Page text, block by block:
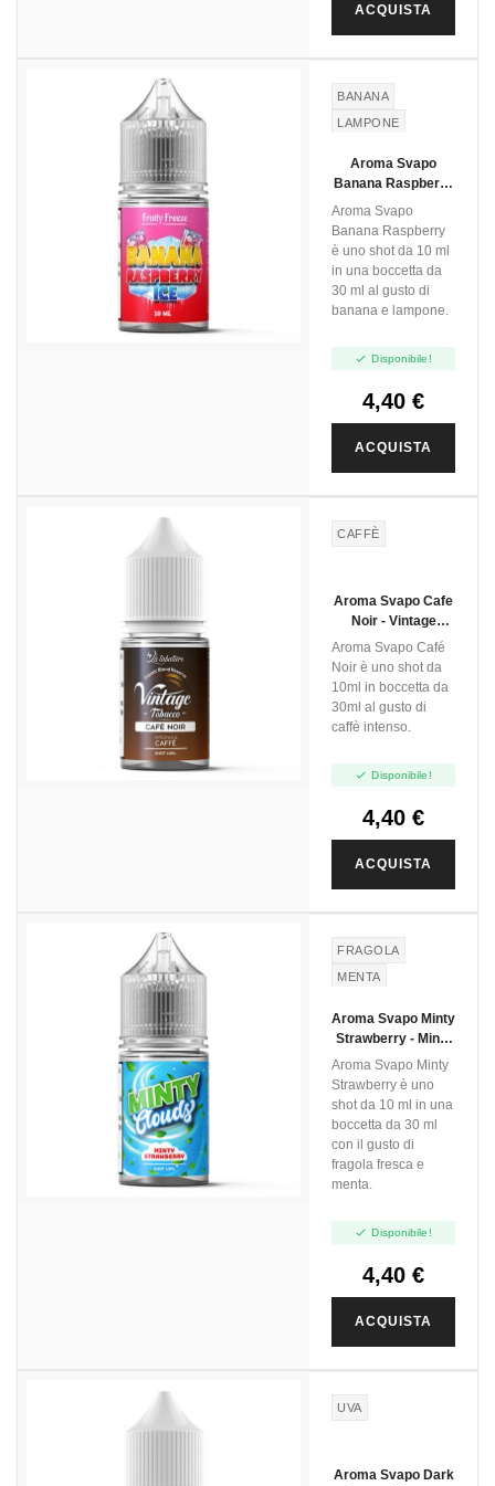
ACQUISTA
BANANA
LAMPONE
Aroma Svapo
Banana Raspberry
- Fruity Freeze -
Mini Shot 10ml
Aroma Svapo
Banana Raspberry
è uno shot da 10 ml
in una boccetta da
30 ml al gusto di
banana e lampone.
 Disponibile!
4,40 €
ACQUISTA
CAFFÈ
Aroma Svapo Cafe
Noir - Vintage
Tobacco - Mini Shot
10ml
Aroma Svapo Café
Noir è uno shot da
10ml in boccetta da
30ml al gusto di
caffè intenso.
 Disponibile!
4,40 €
ACQUISTA
FRAGOLA
MENTA
Aroma Svapo Minty
Strawberry - Minty
Clouds - Mini Shot
10ml
Aroma Svapo Minty
Strawberry è uno
shot da 10 ml in una
boccetta da 30 ml
con il gusto di
fragola fresca e
menta.
 Disponibile!
4,40 €
ACQUISTA
UVA
Aroma Svapo Dark